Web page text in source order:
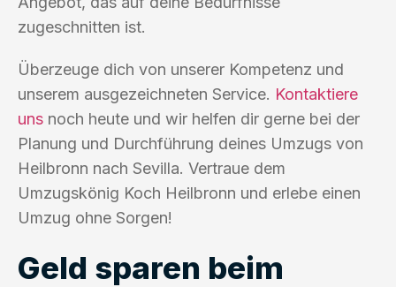
zugeschnitten ist.
Überzeuge dich von unserer Kompetenz und
unserem ausgezeichneten Service. Kontaktiere
uns noch heute und wir helfen dir gerne bei der
Planung und Durchführung deines Umzugs von
Heilbronn nach Sevilla. Vertraue dem
Umzugskönig Koch Heilbronn und erlebe einen
Umzug ohne Sorgen!
Geld sparen beim